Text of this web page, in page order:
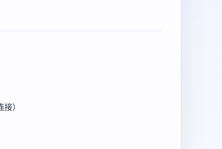
）